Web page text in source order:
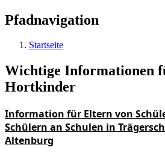
Pfadnavigation
Startseite
Wichtige Informationen
Hortkinder
Information für Eltern von
Schülern an Schulen in
Altenburg